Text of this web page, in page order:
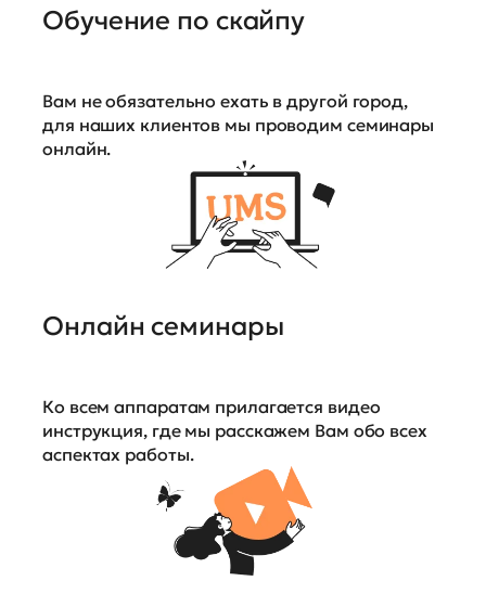
Обучение по скайпу
Вам не обязательно ехать в другой город,
для наших клиентов мы проводим семинары
онлайн.
Онлайн семинары
Ко всем аппаратам прилагается видео
инструкция, где мы расскажем Вам обо всех
аспектах работы.